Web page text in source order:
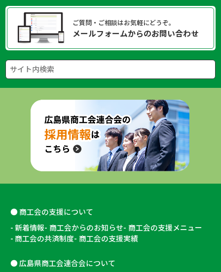
ご質問・ご相談はお気軽にどうぞ。
メールフォームからのお問い合わせ
商工会の支援について
新着情報 商工会からのお知らせ 商工会の支援メニュー
商工会の共済制度 商工会の支援実績
広島県商工会連合会について